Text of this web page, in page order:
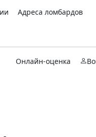
Адреса ломбардов
Онлайн-оценка